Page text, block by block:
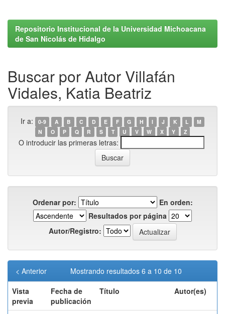
Repositorio Institucional de la Universidad Michoacana
de San Nicolás de Hidalgo
Buscar por Autor Villafán
Vidales, Katia Beatriz
Ir a: 0-9 A B C D E F G H I J K L
M
N
O P Q R S T U V W X Y Z
O introducir las primeras letras:
Ordenar por:
En orden:
Resultados por página
Autor/Registro:
Mostrando resultados 6 a 10 de 10
< Anterior
Vista
previa
Fecha de
publicación
Título Autor(es)